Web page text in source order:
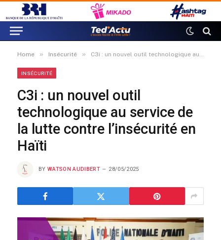
Home » Insécurité » C3i : un nouvel outil technologique au service de la lutte contre l’insécurité en Haïti
INSÉCURITÉ
C3i : un nouvel outil
technologique au service de
la lutte contre l’insécurité en
Haïti
BY WATSON AUDIBERT 28/05/2025